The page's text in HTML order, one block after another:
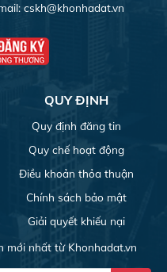
cskh@khonhadat.vn
QUY ĐỊNH
Quy định đăng tin
Quy chế hoạt động
Điều khoản thỏa thuận
Chính sách bảo mật
Giải quyết khiếu nại
mới nhất từ Khonhadat.vn